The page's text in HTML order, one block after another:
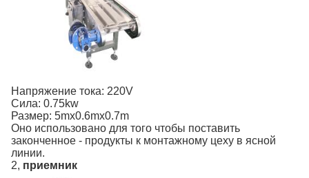
Напряжение тока: 220V
Сила: 0.75kw
Размер: 5mx0.6mx0.7m
Оно использовано для того чтобы поставить
законченное - продукты к монтажному цеху в ясной
линии.
2, приемник